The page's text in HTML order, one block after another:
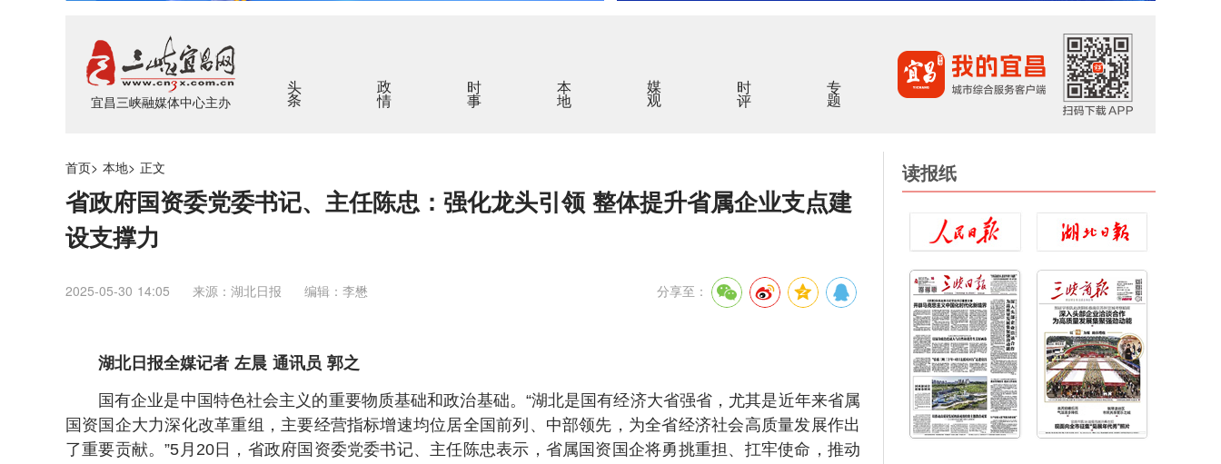
宜昌三峡融媒体中心主办
头条 政情 时事 本地 媒观 时评 专题
首页> 本地> 正文
省政府国资委党委书记、主任陈忠：强化龙头引领 整体提升省属企业支点建
设支撑力
2025-05-30 14:05 来源：湖北日报 编辑：李懋 分享至：
湖北日报全媒记者 左晨 通讯员 郭之
国有企业是中国特色社会主义的重要物质基础和政治基础。“湖北是国有经济大省强省，尤其是近年来省属
国资国企大力深化改革重组，主要经营指标增速均位居全国前列、中部领先，为全省经济社会高质量发展作出
了重要贡献。”5月20日，省政府国资委党委书记、主任陈忠表示，省属国资国企将勇挑重担、扛牢使命，推动
读报纸